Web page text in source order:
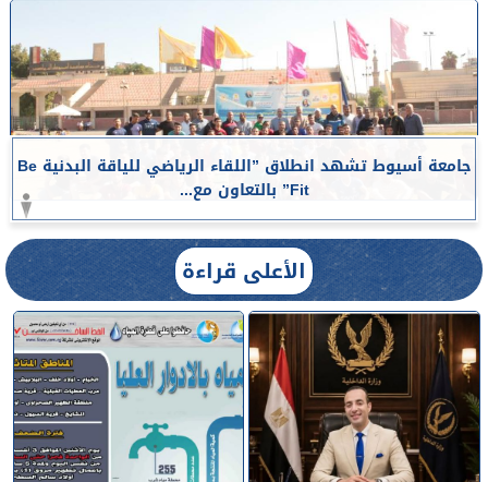
جامعة أسيوط تشهد انطلاق ”اللقاء الرياضي للياقة البدنية Be
Fit” بالتعاون مع...
الأعلى قراءة